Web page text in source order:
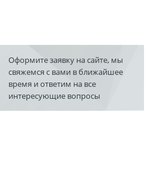
Оформите заявку на сайте, мы
свяжемся с вами в ближайшее
время и ответим на все
интересующие вопросы